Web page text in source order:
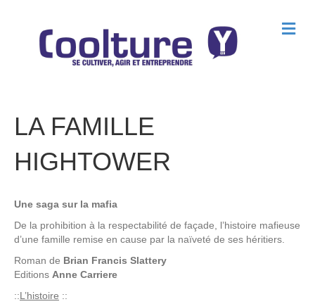
M
e
LA FAMILLE
HIGHTOWER
Une saga sur la mafia
De la prohibition à la respectabilité de façade, l’histoire mafieuse
d’une famille remise en cause par la naïveté de ses héritiers.
Roman de Brian Francis Slattery
Editions Anne Carriere
::L’histoire ::